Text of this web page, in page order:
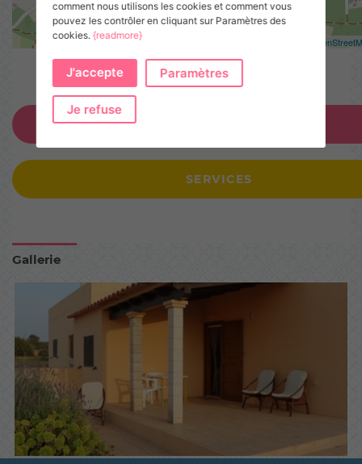
SERVICES
Gallerie
comment nous utilisons les cookies et comment vous
pouvez les contrôler en cliquant sur Paramètres des
cookies. {readmore}
J'accepte Paramètres
Je refuse